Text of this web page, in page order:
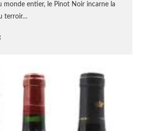
monde entier, le Pinot Noir incarne la
terroir…